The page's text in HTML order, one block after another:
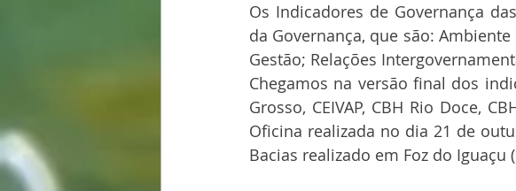
Os Indicadores de Governança
da Governança, que são:
Gestão; Relações
Chegamos na versão final dos
Grosso, CEIVAP, CBH Rio Doce,
Oficina realizada no dia 21 de
Bacias realizado em Foz do Iguaçu